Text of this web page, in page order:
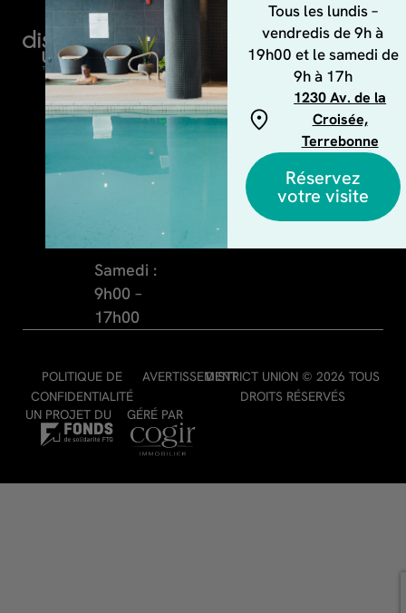
Bureau de
location
1230 Av.
de la
Croisée,
Terrebonne
Lundi-
vendredi
Samedi :
9h00 –
17h00
438 860-
2209
Écrivez-
nous F
a
c
e
b
o
o
k
I
n
t
g
m
POLITIQUE DE
CONFIDENTIALITÉ
AVERTISSEMENTDISTRICT UNION © 2026 TOUS
DROITS RÉSERVÉS
UN PROJET DU
GÉRÉ PAR
Tous les lundis –
vendredis de 9h à
19h00 et le samedi de
9h à 17h
1230 Av. de la
Croisée,
Terrebonne
Réservez
votre visite